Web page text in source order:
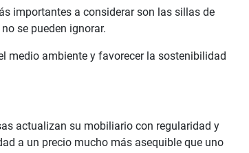
importantes a considerar son las sillas de
se pueden ignorar.
medio ambiente y favorecer la sostenibilidad
actualizan su mobiliario con regularidad y
a un precio mucho más asequible que uno